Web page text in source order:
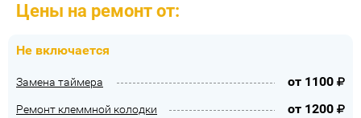
Цены на ремонт от:
Не включается
Замена таймера от 1100
Ремонт клеммной колодки от 1200